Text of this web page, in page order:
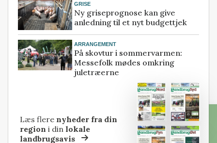
GRISE
Ny griseprognose kan give
anledning til et nyt budgettjek
ARRANGEMENT
På skovtur i sommervarmen:
Messefolk mødes omkring
juletræerne
Læs flere nyheder fra din
region i dinlokale
landbrugsavis